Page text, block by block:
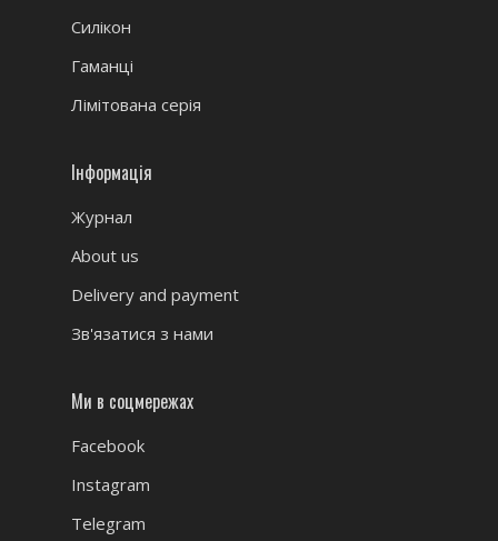
Силікон
Гаманці
Лімітована серія
Інформація
Журнал
About us
Delivery and payment
Зв'язатися з нами
Ми в соцмережах
Facebook
Instagram
Telegram